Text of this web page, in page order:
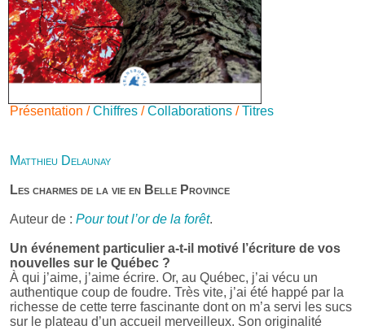
Présentation /Chiffres /Collaborations /Titres
Matthieu Delaunay
Les charmes de la vie en Belle Province
Auteur de : Pour tout l’or de la forêt.
Un événement particulier a-t-il motivé l’écriture de vos
nouvelles sur le Québec ?
À qui j’aime, j’aime écrire. Or, au Québec, j’ai vécu un
authentique coup de foudre. Très vite, j’ai été happé par la
richesse de cette terre fascinante dont on m’a servi les sucs
sur le plateau d’un accueil merveilleux. Son originalité